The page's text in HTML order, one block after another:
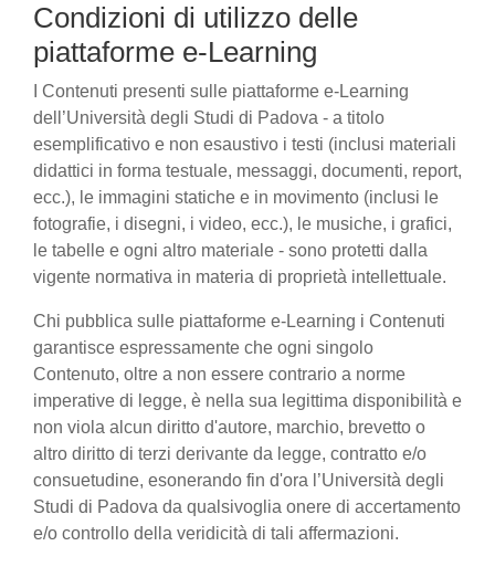
Condizioni di utilizzo delle
piattaforme e-Learning
I Contenuti presenti sulle piattaforme e-Learning
dell’Università degli Studi di Padova - a titolo
esemplificativo e non esaustivo i testi (inclusi materiali
didattici in forma testuale, messaggi, documenti, report,
ecc.), le immagini statiche e in movimento (inclusi le
fotografie, i disegni, i video, ecc.), le musiche, i grafici,
le tabelle e ogni altro materiale - sono protetti dalla
vigente normativa in materia di proprietà intellettuale.
Chi pubblica sulle piattaforme e-Learning i Contenuti
garantisce espressamente che ogni singolo
Contenuto, oltre a non essere contrario a norme
imperative di legge, è nella sua legittima disponibilità e
non viola alcun diritto d'autore, marchio, brevetto o
altro diritto di terzi derivante da legge, contratto e/o
consuetudine, esonerando fin d'ora l’Università degli
Studi di Padova da qualsivoglia onere di accertamento
e/o controllo della veridicità di tali affermazioni.